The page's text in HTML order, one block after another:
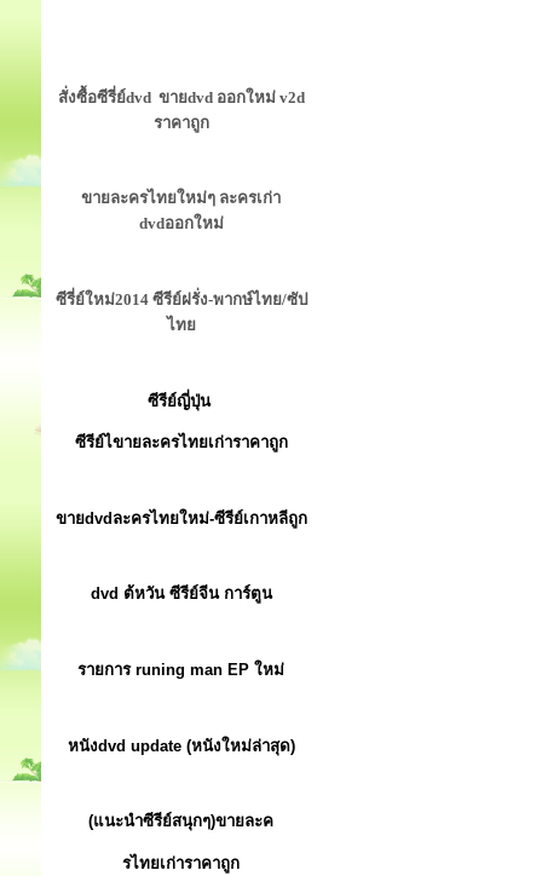
สั่งซื้อซีรี่ย์dvd ขายdvd ออกใหม่ v2d
ราคาถูก
ขายละครไทยใหม่ๆ ละครเก่า
dvdออกใหม่
ซีรี่ย์ใหม่2014 ซีรีย์ฝรั่ง-พากษ์ไทย/ซัป
ไทย
ซีรีย์ญี่ปุ่น
ซีรีย์ไขายละครไทยเก่าราคาถูก
ขายdvdละครไทยใหม่-ซีรีย์เกาหลีถูก
dvd ต้หวัน ซีรีย์จีน การ์ตูน
รายการ runing man EP ใหม่
หนังdvd update (หนังใหม่ล่าสุด)
(แนะนำซีรีย์สนุกๆ)ขายละค
รไทยเก่าราคาถูก